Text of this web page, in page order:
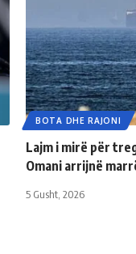
BOTA DHE RAJONI
Lajm i mirë për
Omani arrijnë
5 Gusht, 2026